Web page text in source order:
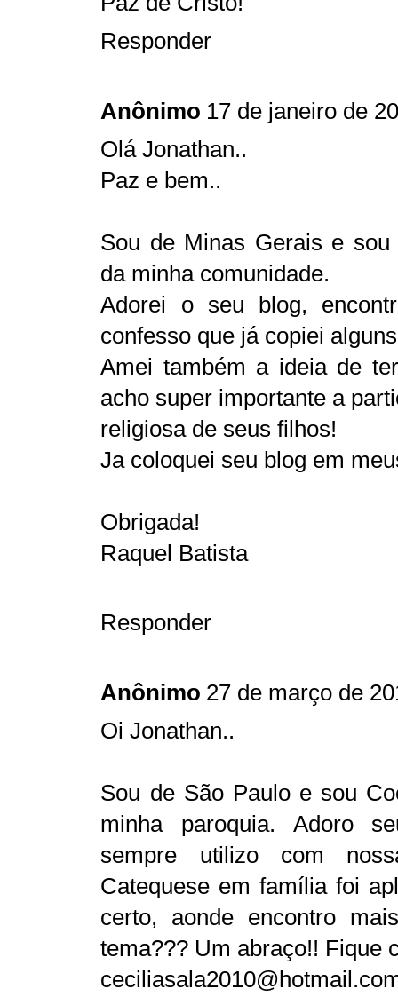
Responder
Anônimo 17 de janeiro de
Olá Jonathan..
Paz e bem..
Sou de Minas Gerais e sou
da minha comunidade.
Adorei o seu blog,
confesso que já copiei
Amei também a ideia de
acho super importante a
religiosa de seus filhos!
Ja coloquei seu blog em
Obrigada!
Raquel Batista
Responder
Anônimo 27 de março de
Oi Jonathan..
Sou de São Paulo e sou
minha paroquia. Adoro
sempre utilizo com
Catequese em família foi
certo, aonde encontro
tema??? Um abraço!! Fique